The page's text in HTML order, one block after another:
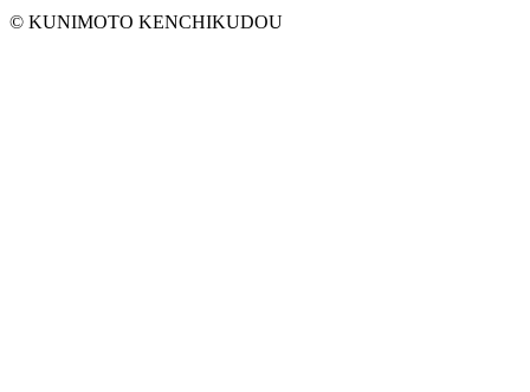
© KUNIMOTO KENCHIKUDOU